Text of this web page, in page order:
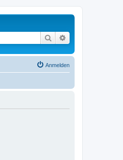
Suche
Anmelden